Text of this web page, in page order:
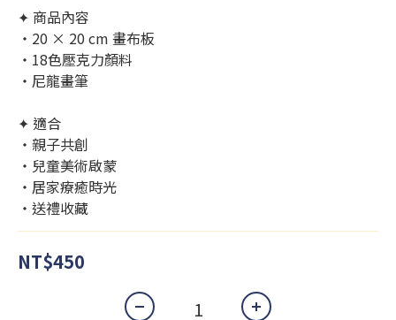
✦ 商品內容
・20 × 20 cm 畫布板
・18色壓克力顏料
・尼龍畫筆
✦ 適合
・親子共創
・兒童美術啟蒙
・居家療癒時光
・送禮收藏
NT$450